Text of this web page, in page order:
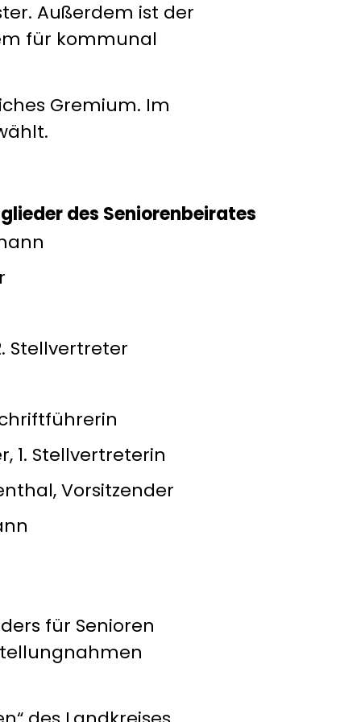
Außerdem ist der
für kommunal
Gremium. Im
des Seniorenbeirates
Stellvertreter
1. Stellvertreterin
Vorsitzender
für Senioren